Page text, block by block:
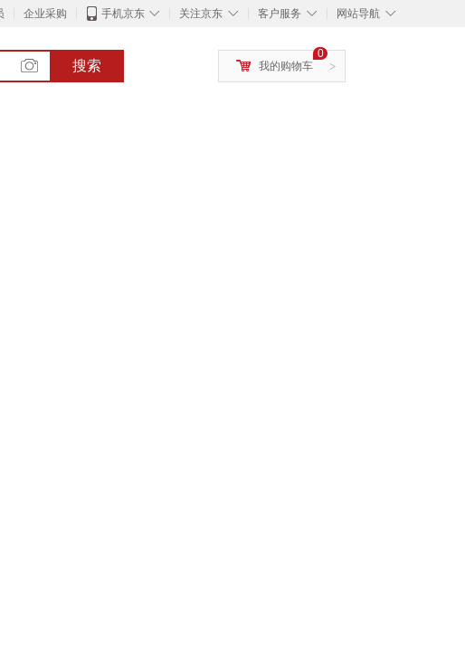
企业采购 ◇
手机京东 ◇
关注京东 ◇
客户服务 ◇
网站导航
搜索 >
0
我的购物车